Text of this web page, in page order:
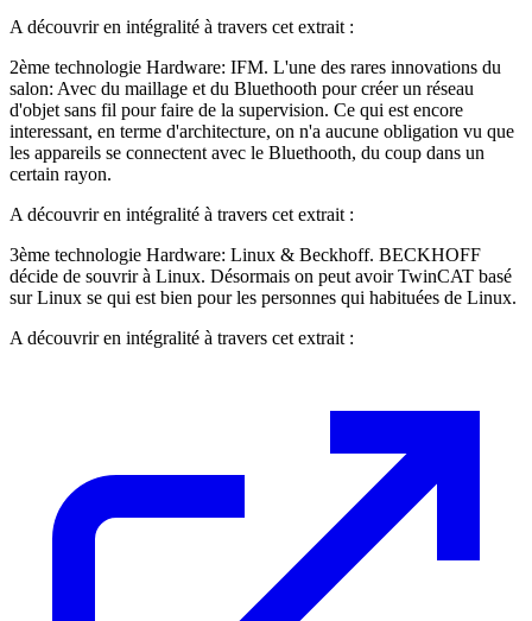
A découvrir en intégralité à travers cet extrait :
2ème technologie Hardware: IFM. L'une des rares innovations du
salon: Avec du maillage et du Bluethooth pour créer un réseau
d'objet sans fil pour faire de la supervision. Ce qui est encore
interessant, en terme d'architecture, on n'a aucune obligation vu que
les appareils se connectent avec le Bluethooth, du coup dans un
certain rayon.
A découvrir en intégralité à travers cet extrait :
3ème technologie Hardware: Linux & Beckhoff. BECKHOFF
décide de souvrir à Linux. Désormais on peut avoir TwinCAT basé
sur Linux se qui est bien pour les personnes qui habituées de Linux.
A découvrir en intégralité à travers cet extrait :